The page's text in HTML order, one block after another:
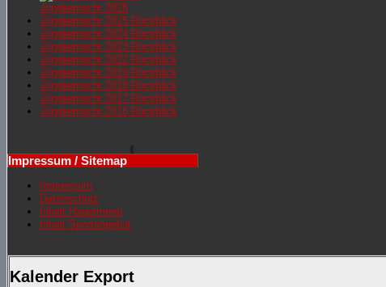
Jongliernacht 2026
Jongliernachr 2025 Rückblick
Jongliernacht 2024 Rückblick
Jongliernacht 2023 Rückblick
Jongliernacht 2022 Rückblick
Jongliernacht 2019 Rückblick
Jongliernacht 2018 Rückblick
Jongliernacht 2017 Rückblick
Jongliernacht 2016 Rückblick
Impressum / Sitemap
Impressum
Datenschutz
Inhalt Hauptmenü
Inhalt Sportangebot
Kalender Export